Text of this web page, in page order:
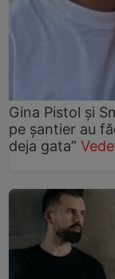
Gina Pistol și
pe șantier au
deja gata”